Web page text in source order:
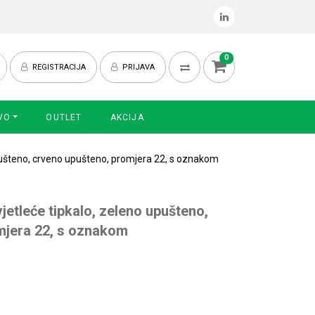
REGISTRACIJA PRIJAVA
0
OUTLET AKCIJA
crveno upušteno, promjera 22, s oznakom
tipkalo, zeleno upušteno,
22, s oznakom